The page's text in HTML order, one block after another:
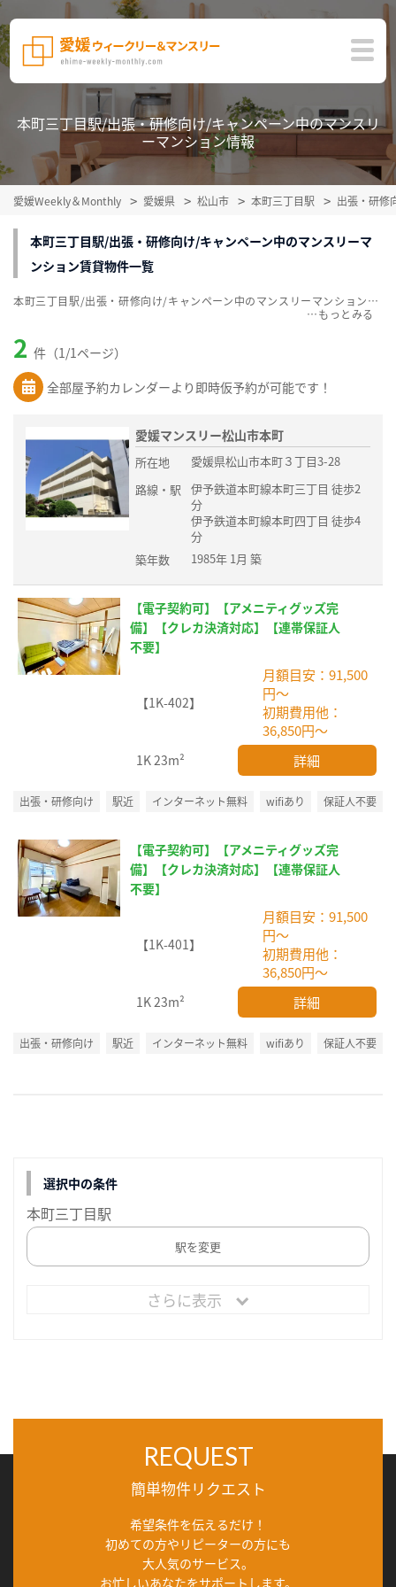
本町三丁目駅/出張・研修向け/キャンペーン中のマンスリ
ーマンション情報
愛媛Weekly＆Monthly 愛媛県 松山市 本町三丁目駅 出張・研修
本町三丁目駅/出張・研修向け/キャンペーン中のマンスリーマ
ンション賃貸物件一覧
2 件（1/1ページ）
全部屋予約カレンダーより即時仮予約が可能です！
愛媛マンスリー松山市本町
所在地
愛媛県松山市本町３丁目3-28
路線・駅
伊予鉄道本町線本町三丁目 徒歩2
分
伊予鉄道本町線本町四丁目 徒歩4
分
築年数
1985年 1月 築
【電子契約可】【アメニティグッズ完
備】【クレカ決済対応】【連帯保証人
不要】
【1K-402】
月額目安：91,500
円～
初期費用他：
36,850円～
1K23m² 詳細
出張・研修向け 駅近 インターネット無料 wifiあり 保証人不要
【電子契約可】【アメニティグッズ完
備】【クレカ決済対応】【連帯保証人
不要】
【1K-401】
月額目安：91,500
円～
初期費用他：
36,850円～
1K23m² 詳細
出張・研修向け 駅近 インターネット無料 wifiあり 保証人不要
本町三丁目駅/出張・研修向け/キャンペーン中のマンスリーマンション賃貸物件一覧を掲載中。敷金・礼金無料、家具・家電付をご紹介。こだわり条件での絞込みも簡単！
…
選択中の条件
本町三丁目駅
駅を変更
さらに表示
REQUEST
簡単物件リクエスト
希望条件を伝えるだけ！
初めての方やリピーターの方にも
大人気のサービス。
お忙しいあなたをサポートします。